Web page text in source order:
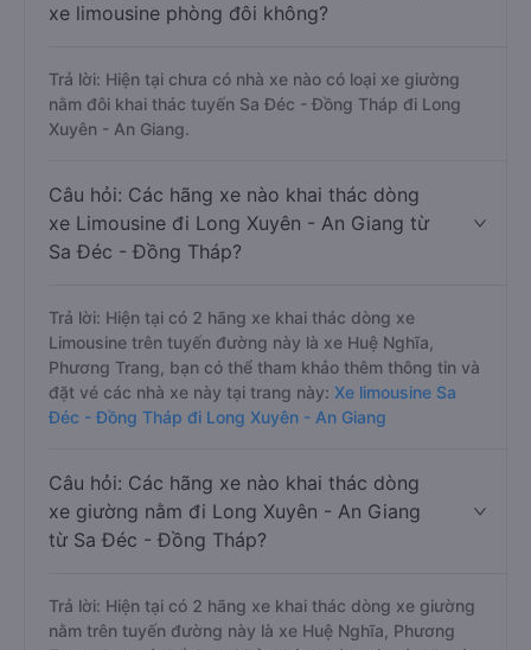
xe limousine phòng đôi không?
Trả lời: Hiện tại chưa có nhà xe nào có loại xe giường
nằm đôi khai thác tuyến Sa Đéc - Đồng Tháp đi Long
Xuyên - An Giang.
Câu hỏi: Các hãng xe nào khai thác dòng
xe Limousine đi Long Xuyên - An Giang từ
Sa Đéc - Đồng Tháp?
Trả lời: Hiện tại có 2 hãng xe khai thác dòng xe
Limousine trên tuyến đường này là xe Huệ Nghĩa,
Phương Trang, bạn có thể tham khảo thêm thông tin và
đặt vé các nhà xe này tại trang này: Xe limousine Sa
Đéc - Đồng Tháp đi Long Xuyên - An Giang
Câu hỏi: Các hãng xe nào khai thác dòng
xe giường nằm đi Long Xuyên - An Giang
từ Sa Đéc - Đồng Tháp?
Trả lời: Hiện tại có 2 hãng xe khai thác dòng xe giường
nằm trên tuyến đường này là xe Huệ Nghĩa, Phương